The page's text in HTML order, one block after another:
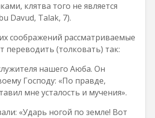
клятва того не является
Davud, Talak, 7).
соображений рассматриваемые
переводить (толковать) так:
нашего Аюба. Он
Господу: «По правде,
мне усталость и мучения».
«Ударь ногой по земле! Вот